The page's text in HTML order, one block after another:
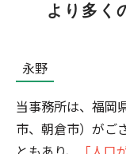
より多く
永野
当事務所は、福岡
市、朝倉市）がご